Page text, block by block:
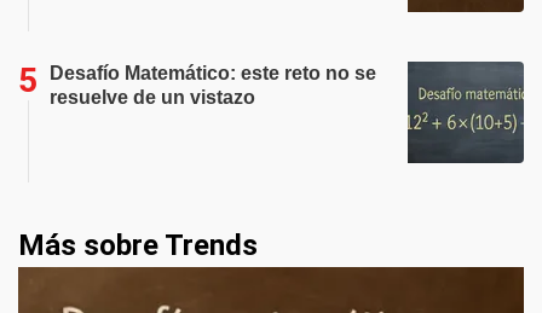
Desafío Matemático: este reto no se
resuelve de un vistazo
Más sobre Trends